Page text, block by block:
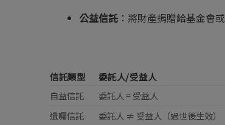
公益信託 ：將財產捐贈給基金會
信託類型 委託人/受益人
自益信託
委託人 = 受益人
遺囑信託
委託人 ≠ 受益人（過世後生效）